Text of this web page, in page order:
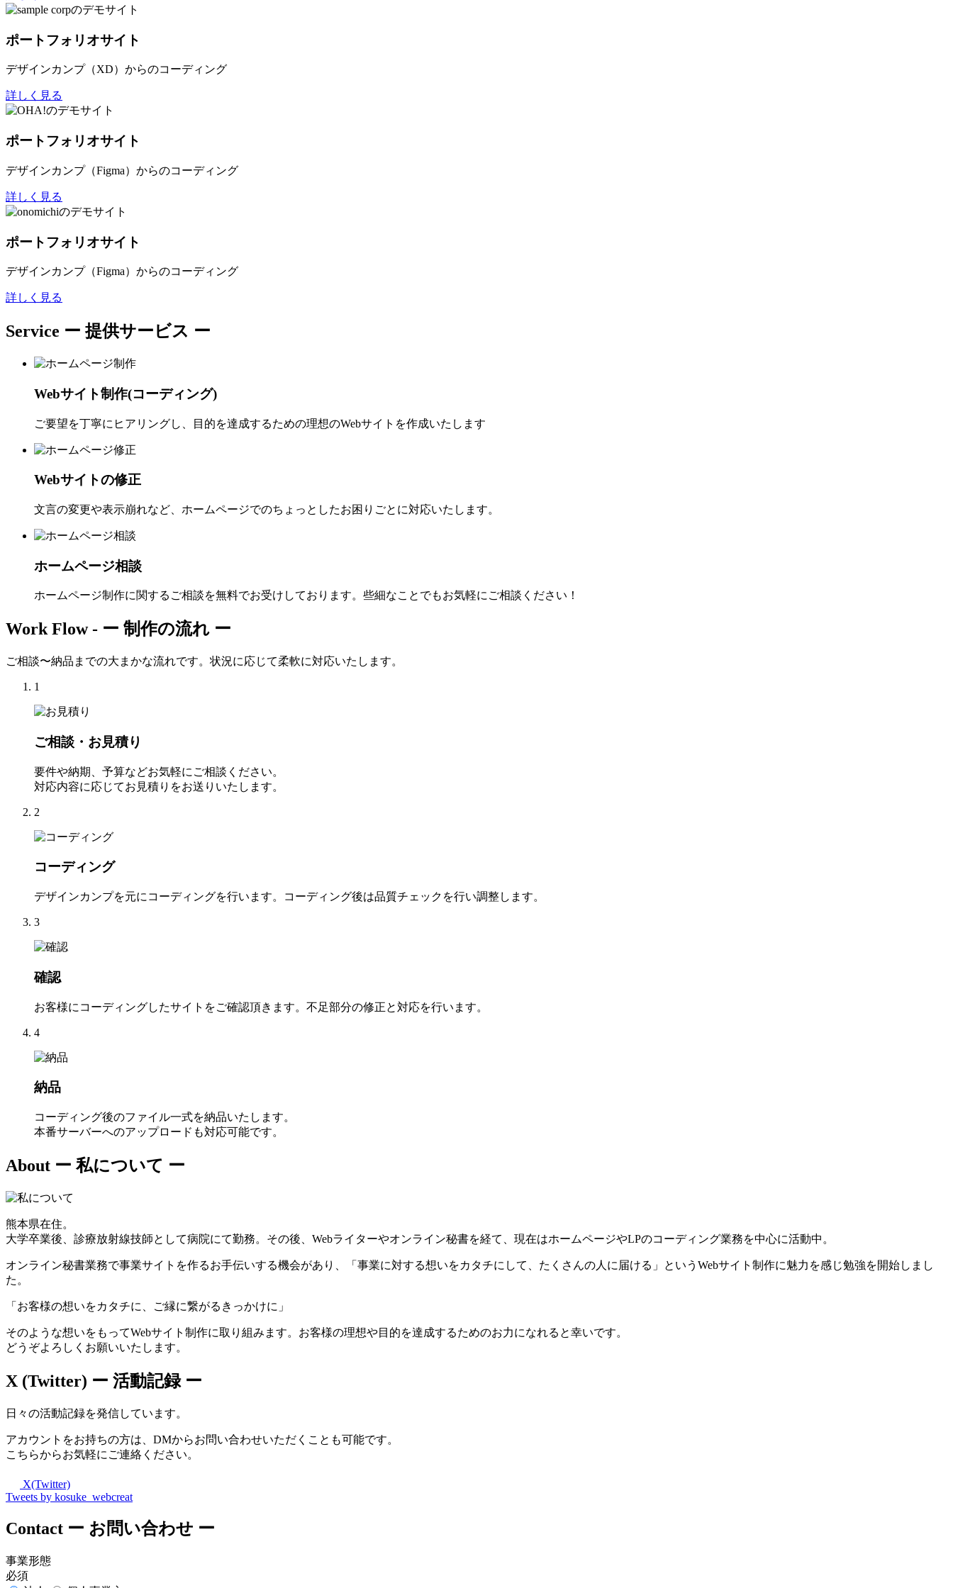
ポートフォリオサイト
デザインカンプ（XD）からのコーディング
詳しく見る
ポートフォリオサイト
デザインカンプ（Figma）からのコーディング
詳しく見る
ポートフォリオサイト
デザインカンプ（Figma）からのコーディング
詳しく見る
Service ー 提供サービス ー
Webサイト制作(コーディング)
ご要望を丁寧にヒアリングし、目的を達成するための理想のWebサイトを作成いたします
Webサイトの修正
文言の変更や表示崩れなど、ホームページでのちょっとしたお困りごとに対応いたします。
ホームページ相談
ホームページ制作に関するご相談を無料でお受けしております。些細なことでもお気軽にご相談ください！
Work Flow - ー 制作の流れ ー
ご相談〜納品までの大まかな流れです。状況に応じて柔軟に対応いたします。
1
ご相談・お見積り
要件や納期、予算などお気軽にご相談ください。
対応内容に応じてお見積りをお送りいたします。
2
コーディング
デザインカンプを元にコーディングを行います。コーディング後は品質チェックを行い調整します。
3
確認
お客様にコーディングしたサイトをご確認頂きます。不足部分の修正と対応を行います。
4
納品
コーディング後のファイル一式を納品いたします。
本番サーバーへのアップロードも対応可能です。
About ー 私について ー
熊本県在住。
大学卒業後、診療放射線技師として病院にて勤務。その後、Webライターやオンライン秘書を経て、現在はホームページやLPのコーディング業務を中心に活動中。
オンライン秘書業務で事業サイトを作るお手伝いする機会があり、「事業に対する想いをカタチにして、たくさんの人に届ける」というWebサイト制作に魅力を感じ勉強を開始しまし
た。
「お客様の想いをカタチに、ご縁に繋がるきっかけに」
そのような想いをもってWebサイト制作に取り組みます。お客様の理想や目的を達成するためのお力になれると幸いです。
どうぞよろしくお願いいたします。
X (Twitter) ー 活動記録 ー
日々の活動記録を発信しています。
アカウントをお持ちの方は、DMからお問い合わせいただくことも可能です。
こちらからお気軽にご連絡ください。
X(Twitter)
Tweets by kosuke_webcreat
Contact ー お問い合わせ ー
事業形態
必須